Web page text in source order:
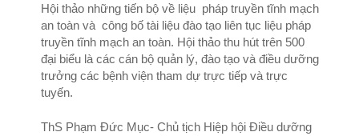
Hội thảo những tiến bộ về liệu pháp truyền tĩnh mạch
an toàn và công bố tài liệu đào tạo liên tục liệu pháp
truyền tĩnh mạch an toàn. Hội thảo thu hút trên 500
đại biểu là các cán bộ quản lý, đào tạo và điều dưỡng
trưởng các bệnh viện tham dự trực tiếp và trực
tuyến.
ThS Phạm Đức Mục- Chủ tịch Hiệp hội Điều dưỡng